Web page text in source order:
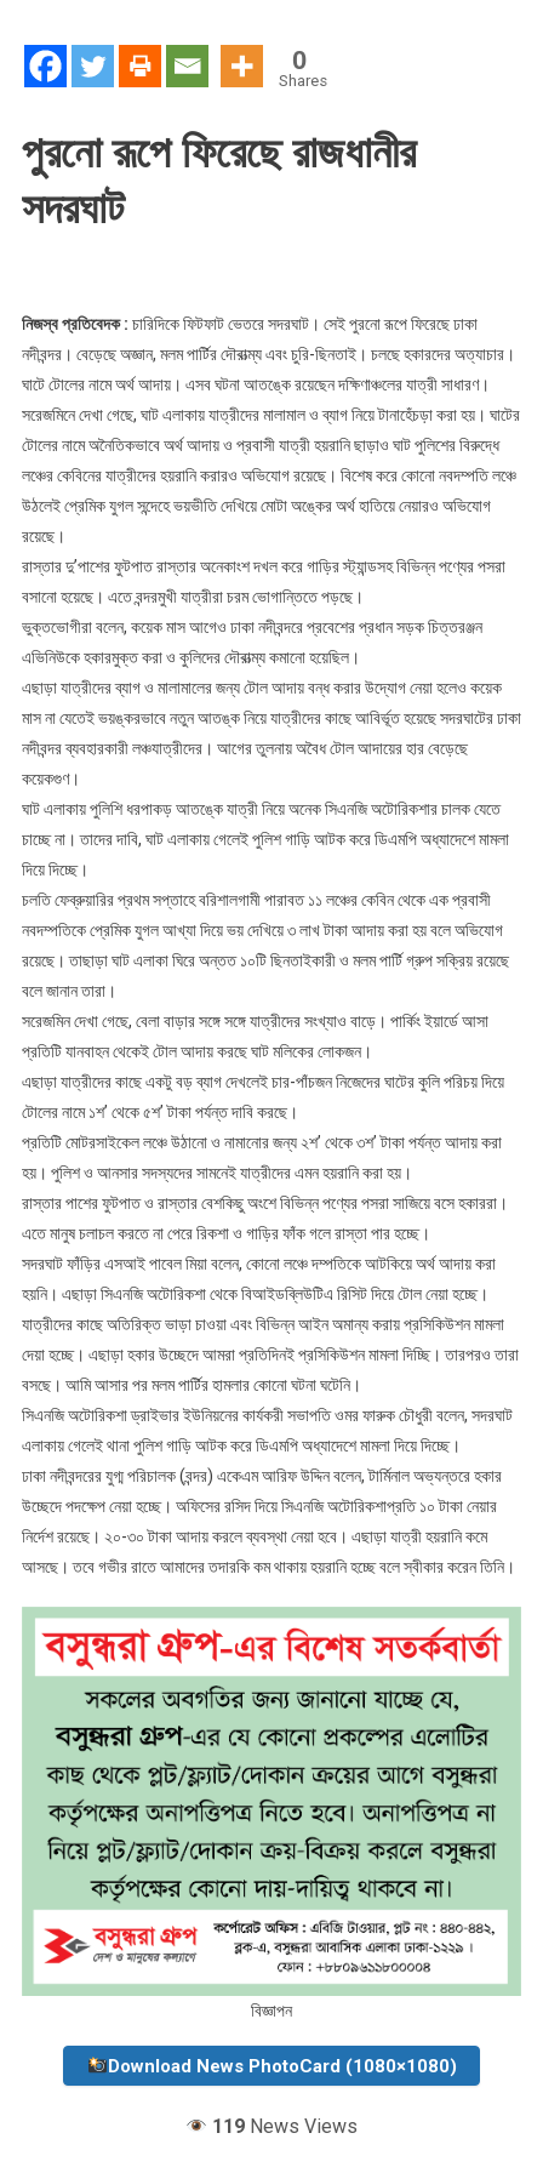
0
Shares
পুরনো রূপে ফিরেছে রাজধানীর
সদরঘাট
নিজস্ব প্রতিবেদক : চারিদিকে ফিটফাট ভেতরে সদরঘাট। সেই পুরনো রূপে ফিরেছে ঢাকা
নদীবন্দর। বেড়েছে অজ্ঞান, মলম পার্টির দৌরাত্ম্য এবং চুরি-ছিনতাই। চলছে হকারদের অত্যাচার।
ঘাটে টোলের নামে অর্থ আদায়। এসব ঘটনা আতঙ্কে রয়েছেন দক্ষিণাঞ্চলের যাত্রী সাধারণ।
সরেজমিনে দেখা গেছে, ঘাট এলাকায় যাত্রীদের মালামাল ও ব্যাগ নিয়ে টানাহেঁচড়া করা হয়। ঘাটের
টোলের নামে অনৈতিকভাবে অর্থ আদায় ও প্রবাসী যাত্রী হয়রানি ছাড়াও ঘাট পুলিশের বিরুদ্ধে
লঞ্চের কেবিনের যাত্রীদের হয়রানি করারও অভিযোগ রয়েছে। বিশেষ করে কোনো নবদম্পতি লঞ্চে
উঠলেই প্রেমিক যুগল সন্দেহে ভয়ভীতি দেখিয়ে মোটা অঙ্কের অর্থ হাতিয়ে নেয়ারও অভিযোগ
রয়েছে।
রাস্তার দু’পাশের ফুটপাত রাস্তার অনেকাংশ দখল করে গাড়ির স্ট্যান্ডসহ বিভিন্ন পণ্যের পসরা
বসানো হয়েছে। এতে বন্দরমুখী যাত্রীরা চরম ভোগান্তিতে পড়ছে।
ভুক্তভোগীরা বলেন, কয়েক মাস আগেও ঢাকা নদীবন্দরে প্রবেশের প্রধান সড়ক চিত্তরঞ্জন
এভিনিউকে হকারমুক্ত করা ও কুলিদের দৌরাত্ম্য কমানো হয়েছিল।
এছাড়া যাত্রীদের ব্যাগ ও মালামালের জন্য টোল আদায় বন্ধ করার উদ্যোগ নেয়া হলেও কয়েক
মাস না যেতেই ভয়ঙ্করভাবে নতুন আতঙ্ক নিয়ে যাত্রীদের কাছে আবির্ভূত হয়েছে সদরঘাটের ঢাকা
নদীবন্দর ব্যবহারকারী লঞ্চযাত্রীদের। আগের তুলনায় অবৈধ টোল আদায়ের হার বেড়েছে
কয়েকগুণ।
ঘাট এলাকায় পুলিশি ধরপাকড় আতঙ্কে যাত্রী নিয়ে অনেক সিএনজি অটোরিকশার চালক যেতে
চাচ্ছে না। তাদের দাবি, ঘাট এলাকায় গেলেই পুলিশ গাড়ি আটক করে ডিএমপি অধ্যাদেশে মামলা
দিয়ে দিচ্ছে।
চলতি ফেব্রুয়ারির প্রথম সপ্তাহে বরিশালগামী পারাবত ১১ লঞ্চের কেবিন থেকে এক প্রবাসী
নবদম্পতিকে প্রেমিক যুগল আখ্যা দিয়ে ভয় দেখিয়ে ৩ লাখ টাকা আদায় করা হয় বলে অভিযোগ
রয়েছে। তাছাড়া ঘাট এলাকা ঘিরে অন্তত ১০টি ছিনতাইকারী ও মলম পার্টি গ্রুপ সক্রিয় রয়েছে
বলে জানান তারা।
সরেজমিন দেখা গেছে, বেলা বাড়ার সঙ্গে সঙ্গে যাত্রীদের সংখ্যাও বাড়ে। পার্কিং ইয়ার্ডে আসা
প্রতিটি যানবাহন থেকেই টোল আদায় করছে ঘাট মলিকের লোকজন।
এছাড়া যাত্রীদের কাছে একটু বড় ব্যাগ দেখলেই চার-পাঁচজন নিজেদের ঘাটের কুলি পরিচয় দিয়ে
টোলের নামে ১শ’ থেকে ৫শ’ টাকা পর্যন্ত দাবি করছে।
প্রতিটি মোটরসাইকেল লঞ্চে উঠানো ও নামানোর জন্য ২শ’ থেকে ৩শ’ টাকা পর্যন্ত আদায় করা
হয়। পুলিশ ও আনসার সদস্যদের সামনেই যাত্রীদের এমন হয়রানি করা হয়।
রাস্তার পাশের ফুটপাত ও রাস্তার বেশকিছু অংশে বিভিন্ন পণ্যের পসরা সাজিয়ে বসে হকাররা।
এতে মানুষ চলাচল করতে না পেরে রিকশা ও গাড়ির ফাঁক গলে রাস্তা পার হচ্ছে।
সদরঘাট ফাঁড়ির এসআই পাবেল মিয়া বলেন, কোনো লঞ্চে দম্পতিকে আটকিয়ে অর্থ আদায় করা
হয়নি। এছাড়া সিএনজি অটোরিকশা থেকে বিআইডব্লিউটিএ রিসিট দিয়ে টোল নেয়া হচ্ছে।
যাত্রীদের কাছে অতিরিক্ত ভাড়া চাওয়া এবং বিভিন্ন আইন অমান্য করায় প্রসিকিউশন মামলা
দেয়া হচ্ছে। এছাড়া হকার উচ্ছেদে আমরা প্রতিদিনই প্রসিকিউশন মামলা দিচ্ছি। তারপরও তারা
বসছে। আমি আসার পর মলম পার্টির হামলার কোনো ঘটনা ঘটেনি।
সিএনজি অটোরিকশা ড্রাইভার ইউনিয়নের কার্যকরী সভাপতি ওমর ফারুক চৌধুরী বলেন, সদরঘাট
এলাকায় গেলেই থানা পুলিশ গাড়ি আটক করে ডিএমপি অধ্যাদেশে মামলা দিয়ে দিচ্ছে।
ঢাকা নদীবন্দরের যুগ্ম পরিচালক (বন্দর) একেএম আরিফ উদ্দিন বলেন, টার্মিনাল অভ্যন্তরে হকার
উচ্ছেদে পদক্ষেপ নেয়া হচ্ছে। অফিসের রসিদ দিয়ে সিএনজি অটোরিকশাপ্রতি ১০ টাকা নেয়ার
নির্দেশ রয়েছে। ২০-৩০ টাকা আদায় করলে ব্যবস্থা নেয়া হবে। এছাড়া যাত্রী হয়রানি কমে
আসছে। তবে গভীর রাতে আমাদের তদারকি কম থাকায় হয়রানি হচ্ছে বলে স্বীকার করেন তিনি।
বিজ্ঞাপন
Download News PhotoCard (1080×1080)
119 News Views